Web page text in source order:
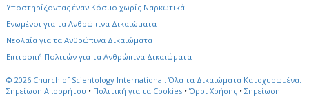
Υποστηρίζοντας έναν Κόσμο χωρίς Ναρκωτικά
Ενωµένοι για τα Ανθρώπινα Δικαιώµατα
Νεολαία για τα Ανθρώπινα Δικαιώματα
Επιτροπή Πολιτών για τα Ανθρώπινα Δικαιώματα
© 2026 Church of Scientology International. Όλα τα Δικαιώματα Κατοχυρωμένα.
Σημείωση Απορρήτου • Πολιτική για τα Cookies • Όροι Χρήσης • Σημείωση